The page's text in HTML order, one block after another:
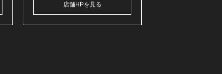
店舗HPを見る